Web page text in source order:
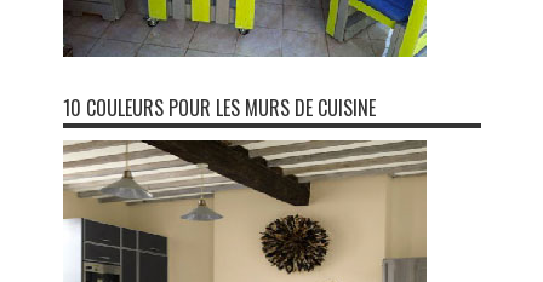
10 COULEURS POUR LES MURS DE CUISINE